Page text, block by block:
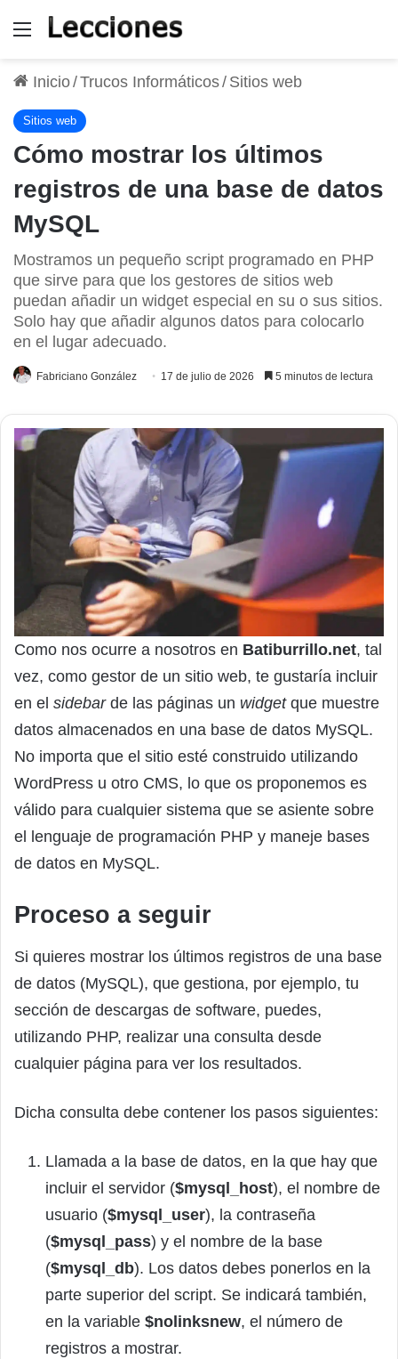
Menú
Inicio/Trucos Informáticos/ Sitios web
Sitios web
Cómo mostrar los últimos
registros de una base de datos
MySQL
Mostramos un pequeño script programado en PHP
que sirve para que los gestores de sitios web
puedan añadir un widget especial en su o sus sitios.
Solo hay que añadir algunos datos para colocarlo
en el lugar adecuado.
Fabriciano González 17 de julio de 2026 5 minutos de lectura
Como nos ocurre a nosotros en Batiburrillo.net, tal
vez, como gestor de un sitio web, te gustaría incluir
en el sidebarde las páginas un widgetque muestre
datos almacenados en una base de datos MySQL.
No importa que el sitio esté construido utilizando
WordPress u otro CMS, lo que os proponemos es
válido para cualquier sistema que se asiente sobre
el lenguaje de programación PHP y maneje bases
de datos en MySQL.
Proceso a seguir
Si quieres mostrar los últimos registros de una base
de datos (MySQL), que gestiona, por ejemplo, tu
sección de descargas de software, puedes,
utilizando PHP, realizar una consulta desde
cualquier página para ver los resultados.
Dicha consulta debe contener los pasos siguientes:
Llamada a la base de datos, en la que hay que
incluir el servidor ($mysql_host), el nombre de
usuario ($mysql_user), la contraseña
($mysql_pass) y el nombre de la base
($mysql_db). Los datos debes ponerlos en la
parte superior del script. Se indicará también,
en la variable $nolinksnew, el número de
registros a mostrar.